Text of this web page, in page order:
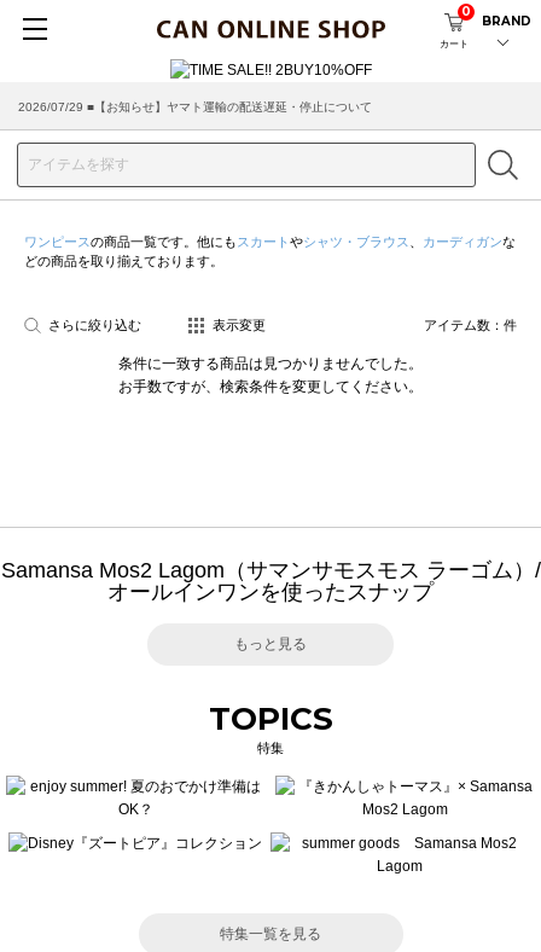
カート
0
BRAND
2026/07/29 ■【お知らせ】ヤマト運輸の配送遅延・停止について
ワンピースの商品一覧です。他にも スカート やシャツ・ブラウス カーディガンな
どの商品を取り揃えております。
さらに絞り込む 表示変更 アイテム数： 件
条件に一致する商品は見つかりませんでした。
お手数ですが、検索条件を変更してください。
Samansa Mos2 Lagom（サマンサモスモス ラーゴム）/
オールインワンを使ったスナップ
もっと見る
TOPICS
特集
特集一覧を見る